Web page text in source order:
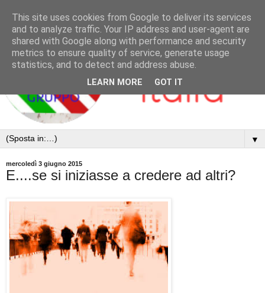
▼
mercoledì 3 giugno 2015
E....se si iniziasse a credere ad altri?
This site uses cookies from Google to deliver its services
and to analyze traffic. Your IP address and user-agent are
shared with Google along with performance and security
metrics to ensure quality of service, generate usage
statistics, and to detect and address abuse.
LEARN MORE GOT IT